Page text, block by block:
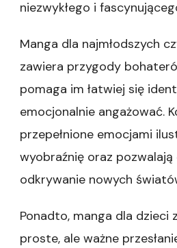
niezwykłego i
Manga dla najmłodszych
zawiera przygody
pomaga im łatwiej się
emocjonalnie angażować.
przepełnione emocjami
wyobraźnię oraz pozwalają
odkrywanie nowych
Ponadto, manga dla dzieci
proste, ale ważne